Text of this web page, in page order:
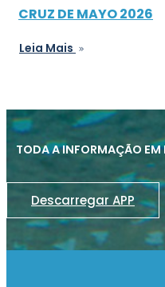
CRUZ DE MAYO 2026
Leia Mais
TODA A INFORMAÇÃO
Descarregar APP